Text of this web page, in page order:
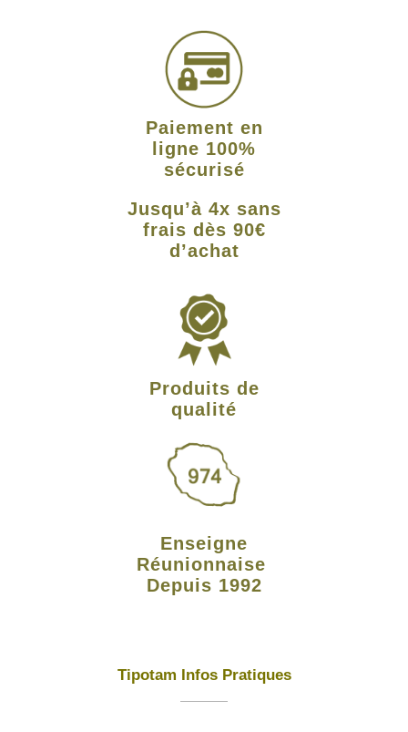
Paiement en
ligne 100%
sécurisé
Jusqu’à 4x sans
frais dès 90€
d’achat
Produits de
qualité
Enseigne
Réunionnaise
Depuis 1992
Tipotam Infos Pratiques